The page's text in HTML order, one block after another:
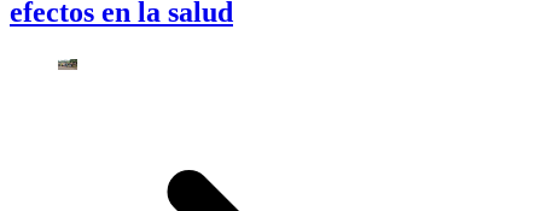
efectos en la salud